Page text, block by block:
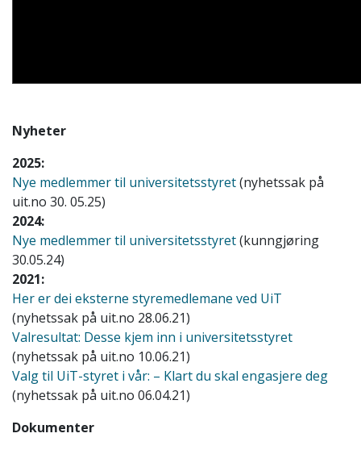
Nyheter
2025:
Nye medlemmer til universitetsstyret(nyhetssak på
uit.no 30. 05.25)
2024:
Nye medlemmer til universitetsstyret(kunngjøring
30.05.24)
2021:
Her er dei eksterne styremedlemane ved UiT
(nyhetssak på uit.no 28.06.21)
Valresultat: Desse kjem inn i universitetsstyret
(nyhetssak på uit.no 10.06.21)
Valg til UiT-styret i vår: – Klart du skal engasjere deg
(nyhetssak på uit.no 06.04.21)
Dokumenter